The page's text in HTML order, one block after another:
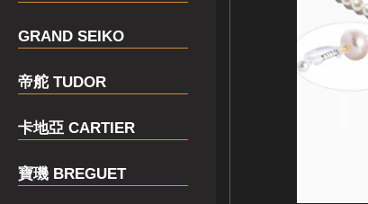
GRAND SEIKO
帝舵 TUDOR
卡地亞 CARTIER
寶璣 BREGUET